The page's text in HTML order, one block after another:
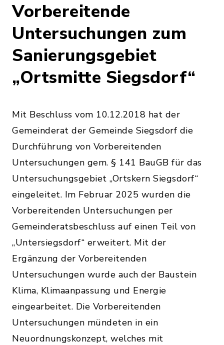
Vorbereitende
Untersuchungen zum
Sanierungsgebiet
„Ortsmitte Siegsdorf“
Mit Beschluss vom 10.12.2018 hat der
Gemeinderat der Gemeinde Siegsdorf die
Durchführung von Vorbereitenden
Untersuchungen gem. § 141 BauGB für das
Untersuchungsgebiet „Ortskern Siegsdorf“
eingeleitet. Im Februar 2025 wurden die
Vorbereitenden Untersuchungen per
Gemeinderatsbeschluss auf einen Teil von
„Untersiegsdorf“ erweitert. Mit der
Ergänzung der Vorbereitenden
Untersuchungen wurde auch der Baustein
Klima, Klimaanpassung und Energie
eingearbeitet. Die Vorbereitenden
Untersuchungen mündeten in ein
Neuordnungskonzept, welches mit